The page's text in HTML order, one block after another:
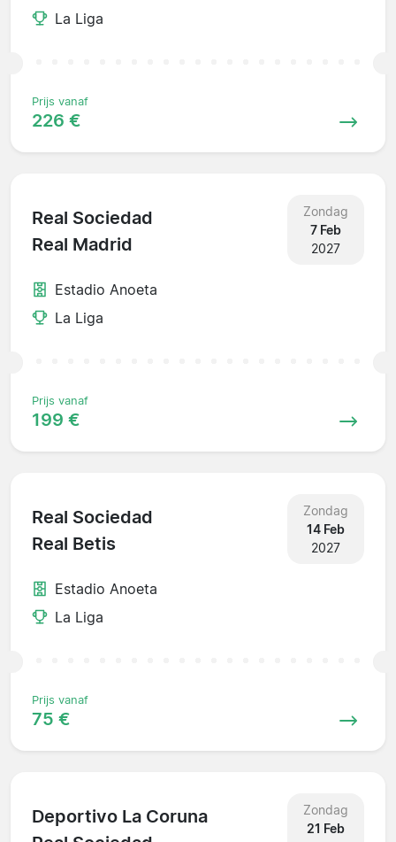
La Liga
Prijs vanaf
226 €
Real Sociedad
Real Madrid
Zondag
7 Feb
2027
Estadio Anoeta
La Liga
Prijs vanaf
199 €
Real Sociedad
Real Betis
Zondag
14 Feb
2027
Estadio Anoeta
La Liga
Prijs vanaf
75 €
Deportivo La Coruna
Zondag
21 Feb